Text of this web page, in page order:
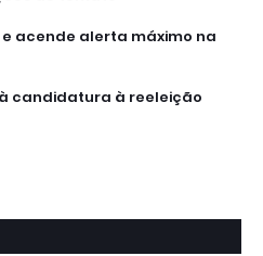
acende alerta máximo na
candidatura à reeleição